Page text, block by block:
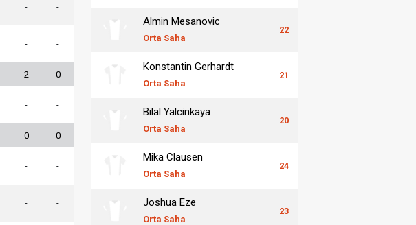
- -
- -
2 0
- -
0 0
- -
- -
Almin Mesanovic
Orta Saha
22
Konstantin Gerhardt
Orta Saha
21
Bilal Yalcinkaya
Orta Saha
20
Mika Clausen
Orta Saha
24
Joshua Eze
Orta Saha
23